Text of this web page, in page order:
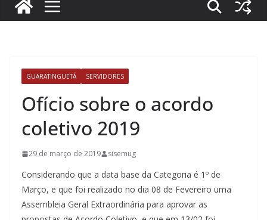
GUARATINGUETÁ SERVIDORES
Ofício sobre o acordo
coletivo 2019
29 de março de 2019 sisemug
Considerando que a data base da Categoria é 1º de
Março, e que foi realizado no dia 08 de Fevereiro uma
Assembleia Geral Extraordinária para aprovar as